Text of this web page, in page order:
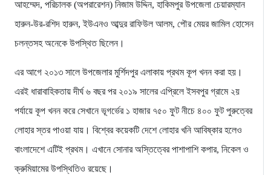
আহম্মেদ, পরিচালক (অপরারেশন) নিজাম উদ্দিন, হাকিমপুর উপজেলা চেয়ারম্যান
হারুন-উর-রশিদ হারুন, ইউএনও আব্দুর রাফিউল আলম, পৌর মেয়র জামিল হোসেন
চলন্তসহ অনেকে উপস্থিত ছিলেন।
এর আগে ২০১৩ সালে উপজেলার মুর্শিদপুর এলাকায় প্রথম কূপ খনন করা হয়।
এরই ধারাবাহিকতায় দীর্ঘ ৬ বছর পর ২০১৯ সালের এপ্রিলে ইসবপুর গ্রামে ২য়
পর্যায়ে কূপ খনন করে সেখানে ভূগর্ভের ১ হাজার ৭৫০ ফুট নীচে ৪০০ ফুট পুরুত্বের
লোহার স্তর পাওয়া যায়। বিশ্বের কয়েকটি দেশে লোহার খনি আবিষ্কার হলেও
বাংলাদেশে এটিই প্রথম। এখানে সোনার অস্তিত্বের পাশাপাশি কপার, নিকেল ও
ক্রুমিয়ামের উপস্থিতিও রয়েছে।